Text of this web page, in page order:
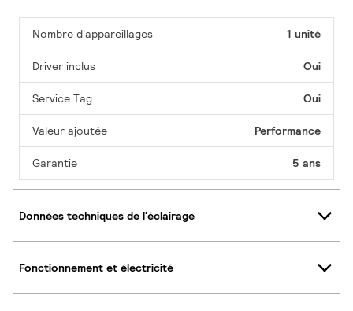
Nombre d'appareillages 1 unité
Driver inclus Oui
Service Tag Oui
Valeur ajoutée Performance
Garantie 5 ans
Données techniques de l'éclairage
Fonctionnement et électricité